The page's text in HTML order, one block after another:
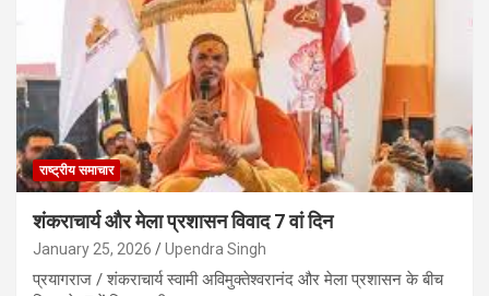
राष्ट्रीय समाचार
शंकराचार्य और मेला प्रशासन विवाद 7 वां दिन
January 25, 2026 Upendra Singh
प्रयागराज / शंकराचार्य स्वामी अविमुक्तेश्वरानंद और मेला प्रशासन के बीच